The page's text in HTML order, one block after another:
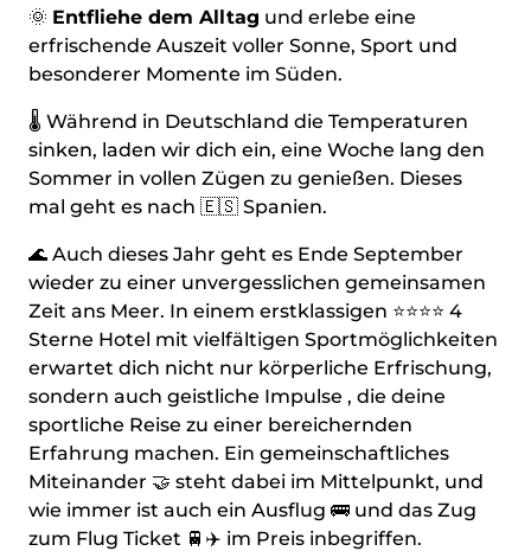
🌞 Entfliehe dem Alltag und erlebe eine
erfrischende Auszeit voller Sonne, Sport und
besonderer Momente im Süden.
🌡️ Während in Deutschland die Temperaturen
sinken, laden wir dich ein, eine Woche lang den
Sommer in vollen Zügen zu genießen. Dieses
mal geht es nach 🇪🇸 Spanien.
🌊 Auch dieses Jahr geht es Ende September
wieder zu einer unvergesslichen gemeinsamen
Zeit ans Meer. In einem erstklassigen ⭐⭐⭐⭐ 4
Sterne Hotel mit vielfältigen Sportmöglichkeiten
erwartet dich nicht nur körperliche Erfrischung,
sondern auch geistliche Impulse , die deine
sportliche Reise zu einer bereichernden
Erfahrung machen. Ein gemeinschaftliches
Miteinander 🤝 steht dabei im Mittelpunkt, und
wie immer ist auch ein Ausflug 🚌 und das Zug
zum Flug Ticket 🚆✈️ im Preis inbegriffen.